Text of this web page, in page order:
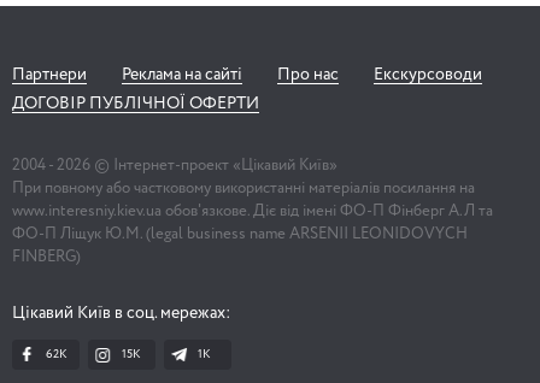
Партнери Реклама на сайті Про нас
Екскурсоводи
ДОГОВІР ПУБЛІЧНОЇ ОФЕРТИ
2004 - 2026 © Інтернет-проект «Цікавий Київ»
При повному або частковому використанні матеріалів посилання на
www.interesniy.kiev.ua обов'язкове. Діє від імені ФО-П Фінберг А.Л та
ФО-П Ліщук Ю.М. (legal business name ARSENII LEONIDOVYCH
FINBERG)
Цікавий Київ в соц. мережах:
62K 15K 1К